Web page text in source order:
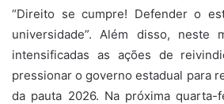
“Direito se cumpre! Defender o
universidade”. Além disso, neste
intensificadas as ações de
pressionar o governo estadual para
da pauta 2026. Na próxima quarta-